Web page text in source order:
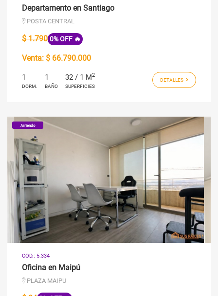
Departamento en Santiago
POSTA CENTRAL
$ 1.790 0% OFF 🔥
Venta: $ 66.790.000
1
DORM.
1
BAÑO
32 / 1 M2
SUPERFICIES
DETALLES
Arriendo
COD.: 5.334
Oficina en Maipú
PLAZA MAIPU